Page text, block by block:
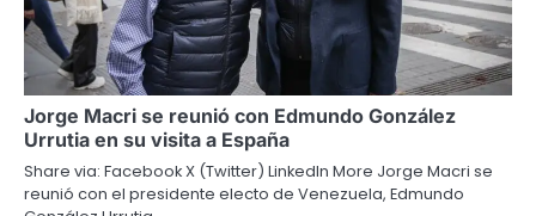
Jorge Macri se reunió con Edmundo González
Urrutia en su visita a España
Share via: Facebook X (Twitter) LinkedIn More Jorge Macri se
reunió con el presidente electo de Venezuela, Edmundo